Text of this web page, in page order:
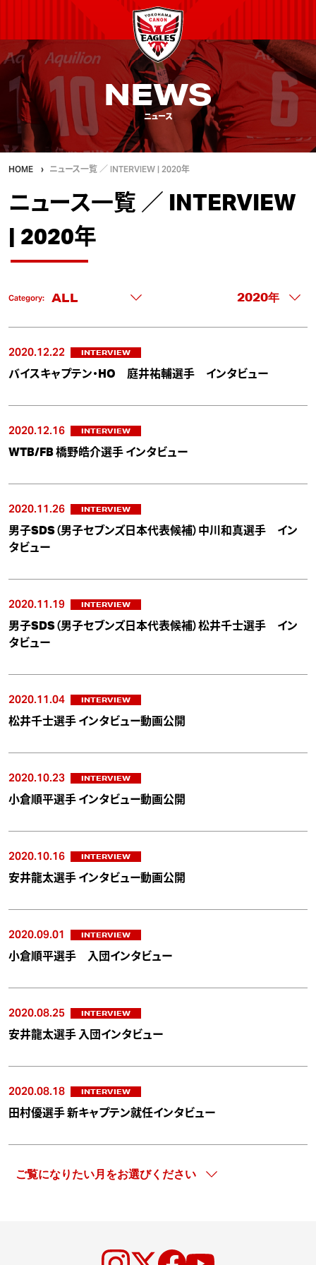
NEWS
ニュース
HOME ニュース一覧 ／ INTERVIEW | 2020年
ニュース一覧 ／ INTERVIEW
| 2020年
Category:
2020.12.22 INTERVIEW
バイスキャプテン・HO 庭井祐輔選手 インタビュー
2020.12.16 INTERVIEW
WTB/FB 橋野皓介選手 インタビュー
2020.11.26 INTERVIEW
男子SDS（男子セブンズ日本代表候補）中川和真選手 イン
タビュー
2020.11.19 INTERVIEW
男子SDS（男子セブンズ日本代表候補）松井千士選手 イン
タビュー
2020.11.04 INTERVIEW
松井千士選手 インタビュー動画公開
2020.10.23 INTERVIEW
小倉順平選手 インタビュー動画公開
2020.10.16 INTERVIEW
安井龍太選手 インタビュー動画公開
2020.09.01 INTERVIEW
小倉順平選手 入団インタビュー
2020.08.25 INTERVIEW
安井龍太選手 入団インタビュー
2020.08.18 INTERVIEW
田村優選手 新キャプテン就任インタビュー